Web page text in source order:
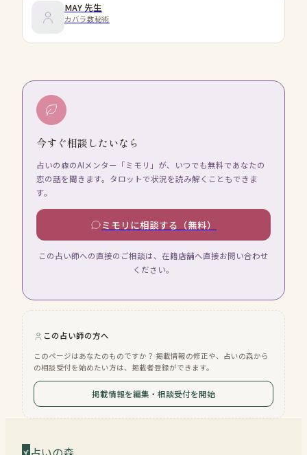
MAY 先生
カバラ数秘術
今すぐ相談したいなら
占いの森のAIメンター「ミモリ」が、いつでも無料であなたの
恋の話を聞きます。タロットで状況を読み解くこともできま
す。
ミモリに相談する（無料）
この占い師への直接のご相談は、在籍店舗へ直接お問い合わせ
ください。
この占い師の方へ
このページはあなたのものですか？ 掲載情報の修正や、占いの森から
の相談受付を始めたい方は、掲載者登録ができます。
掲載情報を編集・相談受付を開始